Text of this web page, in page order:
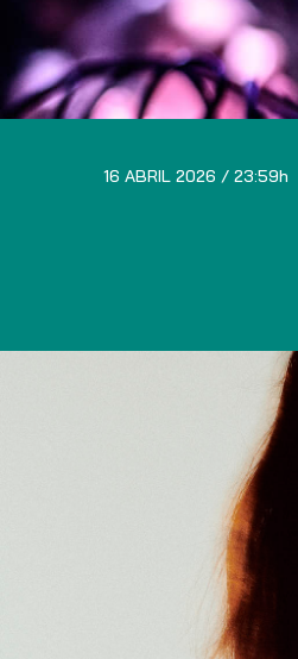
16 ABRIL 2026 23:59